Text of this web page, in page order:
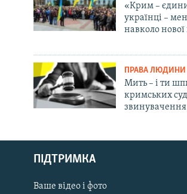
Русский
Qırımtatar
ДОЛУЧАЙСЯ!
«Крим –
українці –
навколо
ПРАВА ЛЮДИНИ
Мить – і ти
кримських
ПІДТРИМКА
Ваше відео і фото